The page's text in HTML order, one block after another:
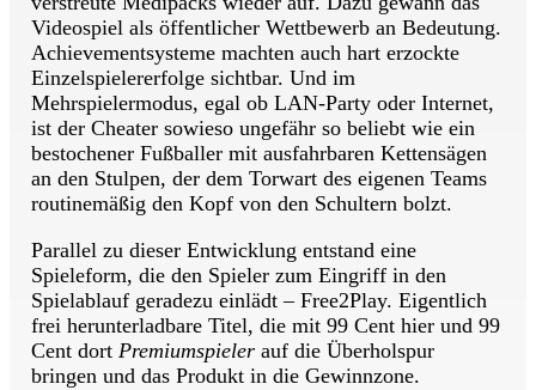
Videospiel als öffentlicher Wettbewerb an Bedeutung.
Achievementsysteme machten auch hart erzockte
Einzelspielererfolge sichtbar. Und im
Mehrspielermodus, egal ob LAN-Party oder Internet,
ist der Cheater sowieso ungefähr so beliebt wie ein
bestochener Fußballer mit ausfahrbaren Kettensägen
an den Stulpen, der dem Torwart des eigenen Teams
routinemäßig den Kopf von den Schultern bolzt.
Parallel zu dieser Entwicklung entstand eine
Spieleform, die den Spieler zum Eingriff in den
Spielablauf geradezu einlädt – Free2Play. Eigentlich
frei herunterladbare Titel, die mit 99 Cent hier und 99
Cent dort Premiumspielerauf die Überholspur
bringen und das Produkt in die Gewinnzone.